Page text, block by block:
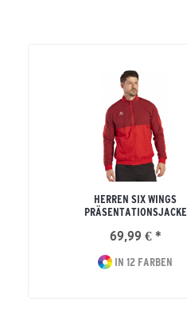
HERREN SIX WINGS
PRÄSENTATIONSJACKE
69,99 € *
IN 12 FARBEN